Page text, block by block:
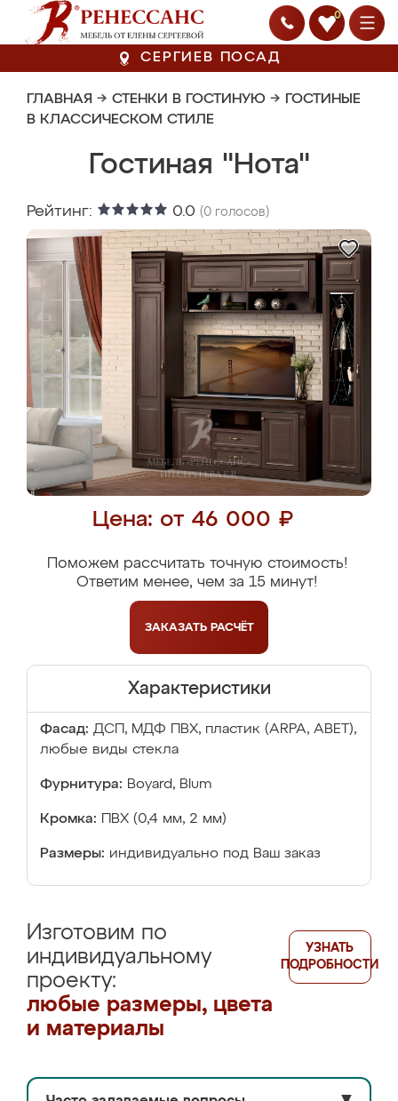
0
СЕРГИЕВ ПОСАД
ГЛАВНАЯ → СТЕНКИ В ГОСТИНУЮ → ГОСТИНЫЕ
В КЛАССИЧЕСКОМ СТИЛЕ
Гостиная "Нота"
Рейтинг: 0.0 (0 голосов)
Цена: от 46 000 ₽
Поможем рассчитать точную стоимость!
Ответим менее, чем за 15 минут!
ЗАКАЗАТЬ РАСЧЁТ
Характеристики
Фасад: ДСП, МДФ ПВХ, пластик (ARPA, ABET),
любые виды стекла
Фурнитура: Boyard, Blum
Кромка: ПВХ (0,4 мм, 2 мм)
Размеры: индивидуально под Ваш заказ
Изготовим по
индивидуальному
проекту:
любые размеры, цвета
и материалы
УЗНАТЬ
ПОДРОБНОСТИ